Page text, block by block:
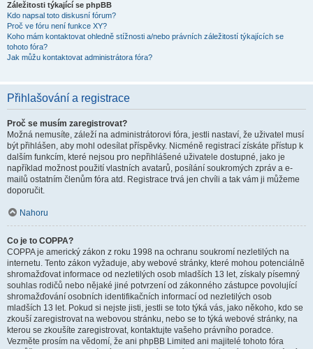
Záležitosti týkající se phpBB
Kdo napsal toto diskusní fórum?
Proč ve fóru není funkce XY?
Koho mám kontaktovat ohledně stížnosti a/nebo právních záležitostí týkajících se
tohoto fóra?
Jak můžu kontaktovat administrátora fóra?
Přihlašování a registrace
Proč se musím zaregistrovat?
Možná nemusíte, záleží na administrátorovi fóra, jestli nastaví, že uživatel musí
být přihlášen, aby mohl odesílat příspěvky. Nicméně registrací získáte přístup k
dalším funkcím, které nejsou pro nepřihlášené uživatele dostupné, jako je
například možnost použití vlastních avatarů, posílání soukromých zpráv a e-
mailů ostatním členům fóra atd. Registrace trvá jen chvíli a tak vám ji můžeme
doporučit.
Nahoru
Co je to COPPA?
COPPA je americký zákon z roku 1998 na ochranu soukromí nezletilých na
internetu. Tento zákon vyžaduje, aby webové stránky, které mohou potenciálně
shromažďovat informace od nezletilých osob mladších 13 let, získaly písemný
souhlas rodičů nebo nějaké jiné potvrzení od zákonného zástupce povolující
shromažďování osobních identifikačních informací od nezletilých osob
mladších 13 let. Pokud si nejste jisti, jestli se toto týká vás, jako někoho, kdo se
zkouší zaregistrovat na webovou stránku, nebo se to týká webové stránky, na
kterou se zkoušíte zaregistrovat, kontaktujte vašeho právního poradce.
Vezměte prosím na vědomí, že ani phpBB Limited ani majitelé tohoto fóra